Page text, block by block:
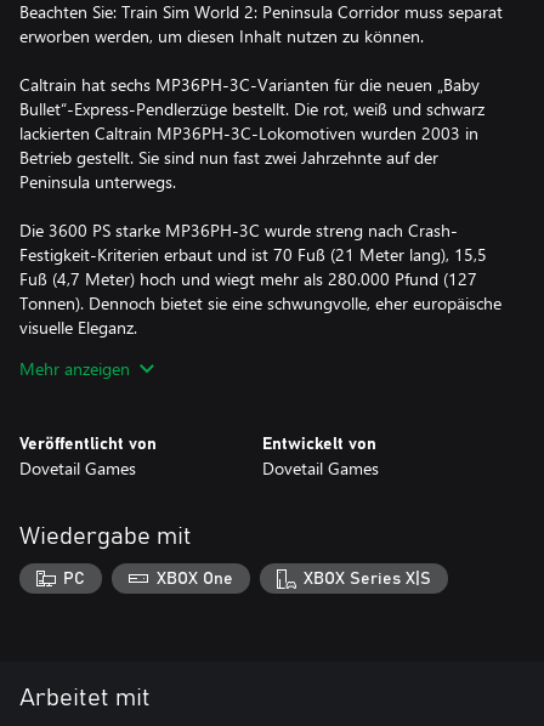
Beachten Sie: Train Sim World 2: Peninsula Corridor muss separat
erworben werden, um diesen Inhalt nutzen zu können.
Caltrain hat sechs MP36PH-3C-Varianten für die neuen „Baby
Bullet“-Express-Pendlerzüge bestellt. Die rot, weiß und schwarz
lackierten Caltrain MP36PH-3C-Lokomotiven wurden 2003 in
Betrieb gestellt. Sie sind nun fast zwei Jahrzehnte auf der
Peninsula unterwegs.
Die 3600 PS starke MP36PH-3C wurde streng nach Crash-
Festigkeit-Kriterien erbaut und ist 70 Fuß (21 Meter lang), 15,5
Fuß (4,7 Meter) hoch und wiegt mehr als 280.000 Pfund (127
Tonnen). Dennoch bietet sie eine schwungvolle, eher europäische
visuelle Eleganz.
Die MP36PH-3C debütiert auf dem Peninsula Corridor in
Mehr anzeigen
Veröffentlicht von
Dovetail Games
Entwickelt von
Dovetail Games
Wiedergabe mit
PC XBOX One XBOX Series X|S
Arbeitet mit